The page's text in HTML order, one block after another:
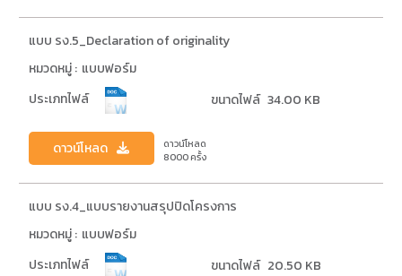
แบบ รง.5_Declaration of originality
หมวดหมู่ : แบบฟอร์ม
ประเภทไฟล์
ขนาดไฟล์ 34.00 KB
ดาวน์โหลด
ดาวน์โหลด
8000ครั้ง
แบบ รง.4_แบบรายงานสรุปปิดโครงการ
หมวดหมู่ : แบบฟอร์ม
ประเภทไฟล์
ขนาดไฟล์ 20.50 KB